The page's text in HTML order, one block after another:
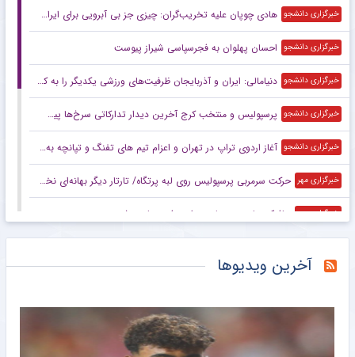
خبرگزاری دانشجو هادی چوپان علیه تخریب‌گران: چیزی جز بی آبرویی برای ایران ندارید
خبرگزاری دانشجو احسان پهلوان به فجرسپاسی شیراز پیوست
خبرگزاری دانشجو دنیامالی: ایران و آذربایجان ظرفیت‌های ورزشی یکدیگر را به کار می‌گیرند
خبرگزاری دانشجو پرسپولیس و منتخب کرج آخرین دیدار تدارکاتی سرخ‌ها پیش از آغاز لیگ
خبرگزاری دانشجو آغاز اردوی تراپ در تهران و اعزام تیم های تفنگ و تپانچه به پکن برای اردوی مشترک با چین
خبرگزاری مهر حرکت سرمربی پرسپولیس روی لبه پرتگاه/ تارتار دیگر بهانه‌ای نخواهد داشت
خبرگزاری مهر هافبک سابق پرسپولیس راهی فجرسپاسی شد
به انگیزه روز خبرنگار/ سؤال‌هایی که برانکو تا به حال پاسخ نداده بود!
آدان با استقلالی‌ها راه می‌آید!
آخرین ویدیوها